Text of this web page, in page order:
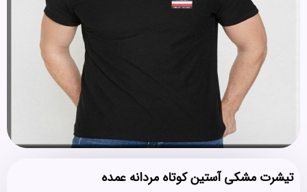
تیشرت مشکی آستین کوتاه مردانه عمده